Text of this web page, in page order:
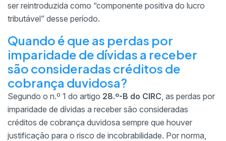
ser reintroduzida como “componente positiva do lucro
tributável” desse período.
Quando é que as perdas por
imparidade de dívidas a receber
são consideradas créditos de
cobrança duvidosa?
Segundo o n.º 1 do artigo 28.º-B do CIRC, as perdas por
imparidade de dívidas a receber são consideradas
créditos de cobrança duvidosa sempre que houver
justificação para o risco de incobrabilidade. Por norma,